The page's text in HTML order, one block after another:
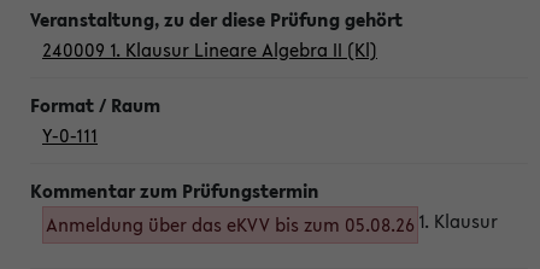
240009 1. Klausur Lineare Algebra II (Kl)
Y-0-111
Anmeldung über das eKVV bis zum 05.08.26 1. Klausur